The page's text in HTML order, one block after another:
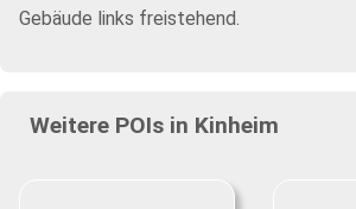
Gebäude links freistehend.
Weitere POIs in Kinheim